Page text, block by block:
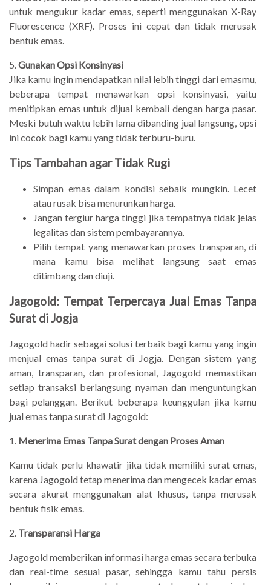
untuk mengukur kadar emas, seperti menggunakan X-Ray
Fluorescence (XRF). Proses ini cepat dan tidak merusak
bentuk emas.
5.Gunakan Opsi Konsinyasi
Jika kamu ingin mendapatkan nilai lebih tinggi dari emasmu,
beberapa tempat menawarkan opsi konsinyasi, yaitu
menitipkan emas untuk dijual kembali dengan harga pasar.
Meski butuh waktu lebih lama dibanding jual langsung, opsi
ini cocok bagi kamu yang tidak terburu-buru.
Tips Tambahan agar Tidak Rugi
Simpan emas dalam kondisi sebaik mungkin. Lecet
atau rusak bisa menurunkan harga.
Jangan tergiur harga tinggi jika tempatnya tidak jelas
legalitas dan sistem pembayarannya.
Pilih tempat yang menawarkan proses transparan, di
mana kamu bisa melihat langsung saat emas
ditimbang dan diuji.
Jagogold: Tempat Terpercaya Jual Emas Tanpa
Surat di Jogja
Jagogold hadir sebagai solusi terbaik bagi kamu yang ingin
menjual emas tanpa surat di Jogja. Dengan sistem yang
aman, transparan, dan profesional, Jagogold memastikan
setiap transaksi berlangsung nyaman dan menguntungkan
bagi pelanggan. Berikut beberapa keunggulan jika kamu
jual emas tanpa surat di Jagogold:
1. Menerima Emas Tanpa Surat dengan Proses Aman
Kamu tidak perlu khawatir jika tidak memiliki surat emas,
karena Jagogold tetap menerima dan mengecek kadar emas
secara akurat menggunakan alat khusus, tanpa merusak
bentuk fisik emas.
2. Transparansi Harga
Jagogold memberikan informasi harga emas secara terbuka
dan real-time sesuai pasar, sehingga kamu tahu persis